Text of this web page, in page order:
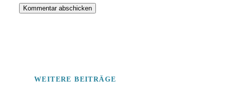
WEITERE BEITRÄGE